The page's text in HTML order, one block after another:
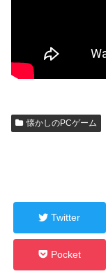
懐かしのPCゲーム
Twitter
Pocket